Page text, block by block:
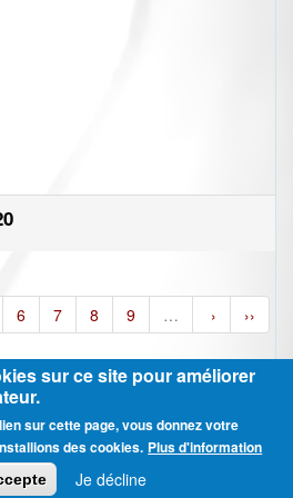
6 7 8 9 … › ››
les droits réservés - Mentions légales
nous
sur ce site pour améliorer
sur cette page, vous donnez votre
des cookies. Plus d'information
Je décline